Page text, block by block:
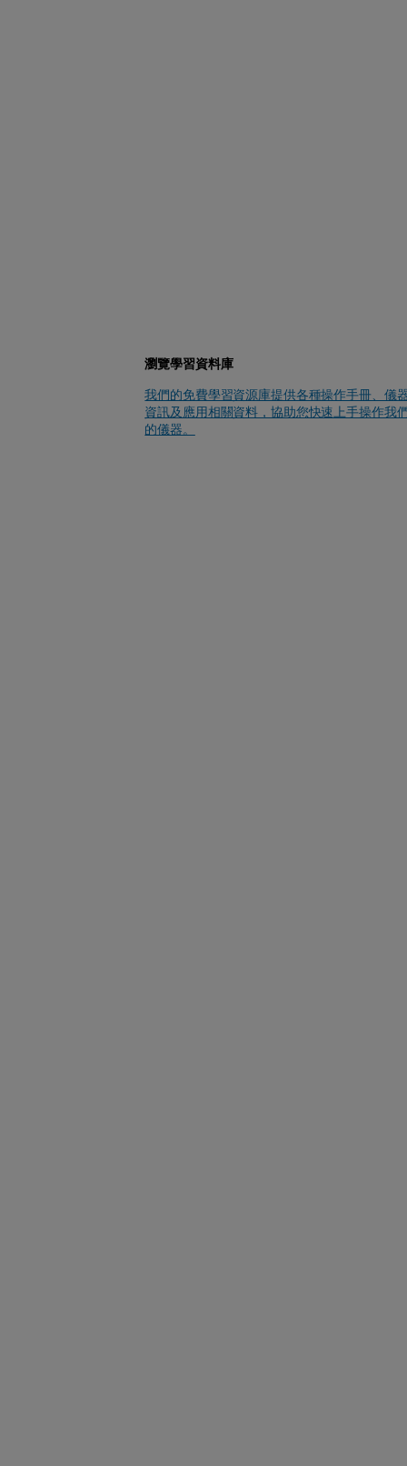
瀏覽學習資料庫
我們的免費學習資源庫提供各種操作手冊、儀
資訊及應用相關資料，協助您快速上手操作我
的儀器。